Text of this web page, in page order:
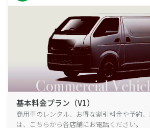
基本料金プラン（V1）
商用車のレンタル、お得な割引料金や予約
は、こちらから各店舗にお電話ください。